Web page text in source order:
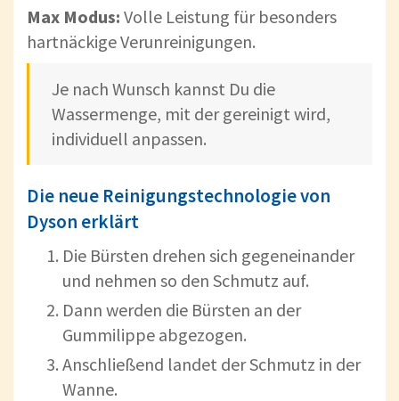
Max Modus: Volle Leistung für besonders
hartnäckige Verunreinigungen.
Je nach Wunsch kannst Du die
Wassermenge, mit der gereinigt wird,
individuell anpassen.
Die neue Reinigungstechnologie von
Dyson erklärt
Die Bürsten drehen sich gegeneinander
und nehmen so den Schmutz auf.
Dann werden die Bürsten an der
Gummilippe abgezogen.
Anschließend landet der Schmutz in der
Wanne.